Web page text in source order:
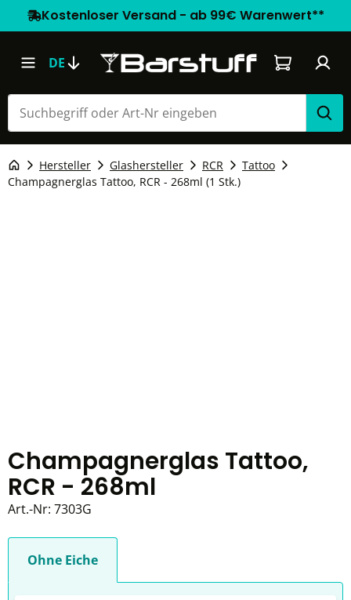
Kostenloser Versand - ab 99€ Warenwert**
DE Warenkorb
Hersteller Glashersteller RCR
Tattoo
Champagnerglas Tattoo, RCR - 268ml (1 Stk.)
Champagnerglas Tattoo,
RCR - 268ml
Art.-Nr: 7303G
Ohne Eiche